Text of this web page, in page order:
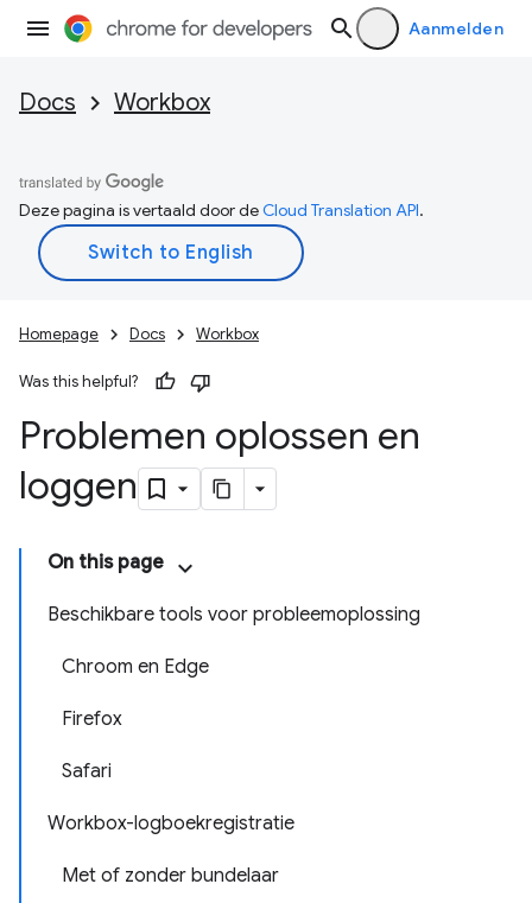
Aanmelden
Docs Workbox
Deze pagina is vertaald door deCloud Translation API.
Homepage Docs Workbox
Was this helpful?
Problemen oplossen en
loggen
On this page
Beschikbare tools voor probleemoplossing
Chroom en Edge
Firefox
Safari
Workbox-logboekregistratie
Met of zonder bundelaar